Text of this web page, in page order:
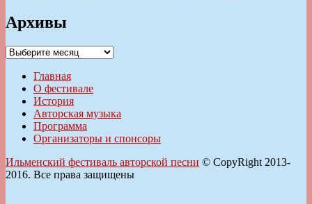
Архивы
Архивы
Главная
О фестивале
История
Авторская музыка
Программа
Организаторы и спонсоры
Ильменский фестиваль авторской песни © CopyRight 2013-
2016. Все права защищены